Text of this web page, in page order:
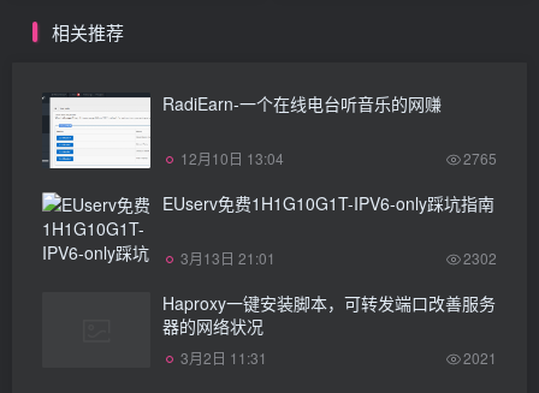
相关推荐
RadiEarn-一个在线电台听音乐的网赚
12月10日 13:04 2765
EUserv免费1H1G10G1T-IPV6-only踩坑指南
3月13日 21:01 2302
Haproxy一键安装脚本，可转发端口改善服务
器的网络状况
3月2日 11:31 2021